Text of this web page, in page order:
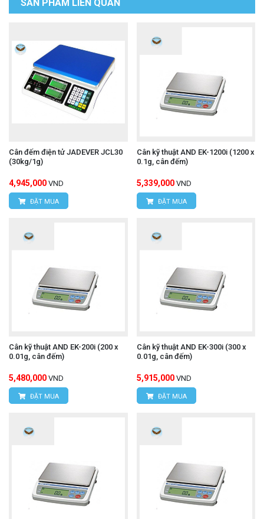
SẢN PHẨM LIÊN QUAN
Cân đếm điện tử JADEVER JCL30
(30kg/1g)
4,945,000 VND
ĐẶT MUA
Cân kỹ thuật AND EK-1200i (1200 x
0.1g, cân đếm)
5,339,000 VND
ĐẶT MUA
Cân kỹ thuật AND EK-200i (200 x
0.01g, cân đếm)
5,480,000 VND
ĐẶT MUA
Cân kỹ thuật AND EK-300i (300 x
0.01g, cân đếm)
5,915,000 VND
ĐẶT MUA